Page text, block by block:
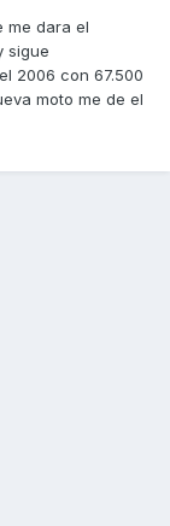
me dara el
sigue
2006 con 67.500
moto me de el